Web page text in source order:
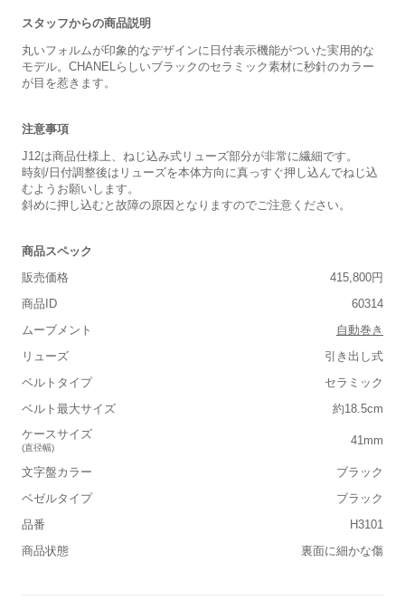
スタッフからの商品説明
丸いフォルムが印象的なデザインに日付表示機能がついた実用的な
モデル。CHANELらしいブラックのセラミック素材に秒針のカラー
が目を惹きます。
注意事項
J12は商品仕様上、ねじ込み式リューズ部分が非常に繊細です。
時刻/日付調整後はリューズを本体方向に真っすぐ押し込んでねじ込
むようお願いします。
斜めに押し込むと故障の原因となりますのでご注意ください。
商品スペック
販売価格
415,800円
商品ID
60314
ムーブメント
自動巻き
リューズ
引き出し式
ベルトタイプ
セラミック
ベルト最大サイズ
約18.5cm
ケースサイズ
(直径幅)
41mm
文字盤カラー
ブラック
ベゼルタイプ
ブラック
品番
H3101
商品状態
裏面に細かな傷